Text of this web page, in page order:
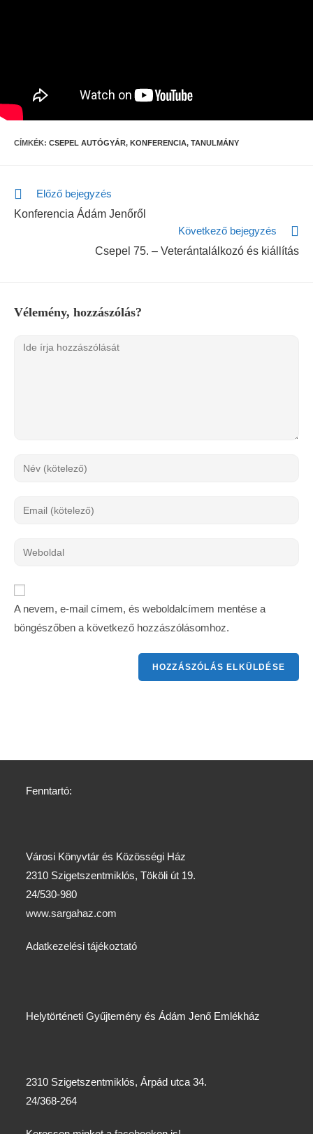
CÍMKÉK: CSEPEL AUTÓGYÁR, KONFERENCIA, TANULMÁNY
Előző bejegyzés
Konferencia Ádám Jenőről
Következő bejegyzés
Csepel 75. – Veterántalálkozó és kiállítás
Vélemény, hozzászólás?
A nevem, e-mail címem, és weboldalcímem mentése a
böngészőben a következő hozzászólásomhoz.
Fenntartó:
Városi Könyvtár és Közösségi Ház
2310 Szigetszentmiklós, Tököli út 19.
24/530-980
www.sargahaz.com
Adatkezelési tájékoztató
Helytörténeti Gyűjtemény és Ádám Jenő Emlékház
2310 Szigetszentmiklós, Árpád utca 34.
24/368-264